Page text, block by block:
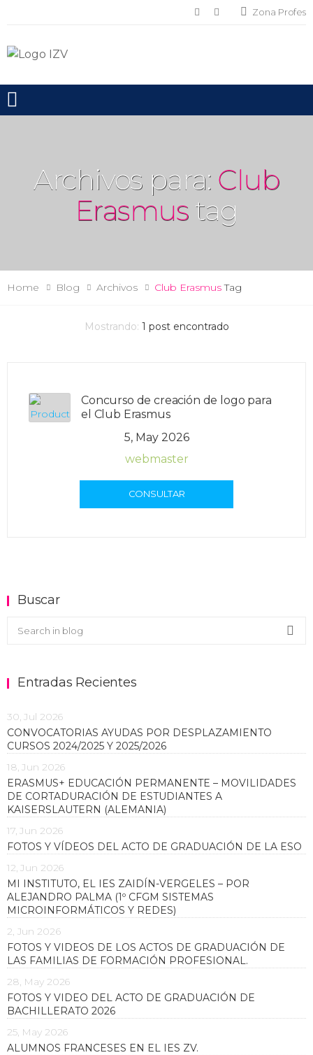
Zona Profes
Toggle mobile menu
Archivos para: Club
Erasmus tag
Home Blog Archivos Club ErasmusTag
Mostrando: 1 post encontrado
Concurso de creación de logo para
el Club Erasmus
5, May 2026
webmaster
CONSULTAR
Buscar
Buscar en el blog
Entradas Recientes
30, Jul 2026
CONVOCATORIAS AYUDAS POR DESPLAZAMIENTO
CURSOS 2024/2025 Y 2025/2026
18, Jun 2026
ERASMUS+ EDUCACIÓN PERMANENTE – MOVILIDADES
DE CORTADURACIÓN DE ESTUDIANTES A
KAISERSLAUTERN (ALEMANIA)
17, Jun 2026
FOTOS Y VÍDEOS DEL ACTO DE GRADUACIÓN DE LA ESO
12, Jun 2026
MI INSTITUTO, EL IES ZAIDÍN-VERGELES – POR
ALEJANDRO PALMA (1º CFGM SISTEMAS
MICROINFORMÁTICOS Y REDES)
2, Jun 2026
FOTOS Y VIDEOS DE LOS ACTOS DE GRADUACIÓN DE
LAS FAMILIAS DE FORMACIÓN PROFESIONAL.
28, May 2026
FOTOS Y VIDEO DEL ACTO DE GRADUACIÓN DE
BACHILLERATO 2026
25, May 2026
ALUMNOS FRANCESES EN EL IES ZV.